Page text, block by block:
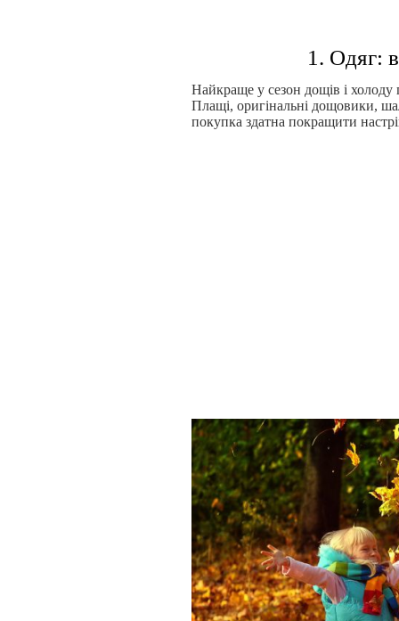
1. Одяг:
Найкраще у сезон дощів і холоду
Плащі, оригінальні дощовики,
покупка здатна покращити